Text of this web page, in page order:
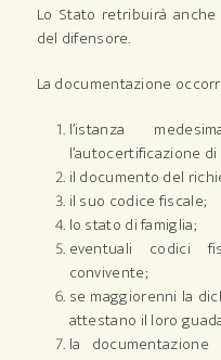
Lo Stato retribuirà
del difensore.
La documentazione
l’istanza
l’autocertificazione
il documento del
il suo codice fiscale;
lo stato di famiglia;
eventuali codici
convivente;
se maggiorenni la
attestano il loro
la